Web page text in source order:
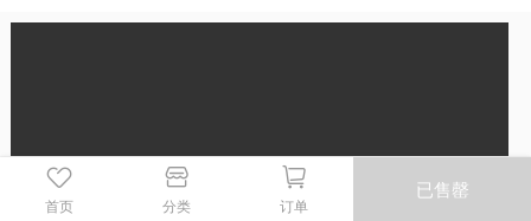
首页 分类 订单
已售罄